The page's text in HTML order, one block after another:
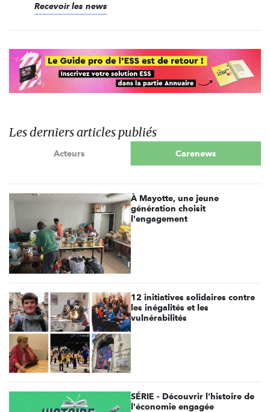
Recevoir les news
Les derniers articles publiés
Acteurs Carenews
À Mayotte, une jeune
génération choisit
l'engagement
12 initiatives solidaires contre
les inégalités et les
vulnérabilités
SÉRIE - Découvrir l'histoire de
l'économie engagée